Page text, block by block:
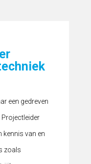
een gedreven
Projectleider
kennis van en
zoals